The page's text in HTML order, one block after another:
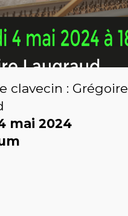
clavecin : Grégoire
mai 2024